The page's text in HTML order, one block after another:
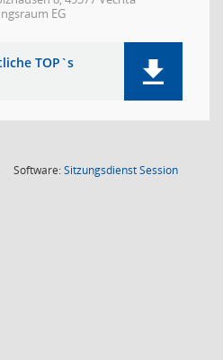
EG
TOP`s
Software:SitzungsdienstSession(Wird in